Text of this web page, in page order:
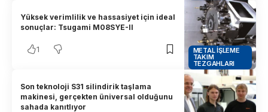
METAL İŞLEME
TAKIM
TEZGAHLARI
Yüksek verimlilik ve hassasiyet için ideal
sonuçlar: Tsugami M08SYE-II
1
Son teknoloji S31 silindirik taşlama
makinesi, gerçekten üniversal olduğunu
sahada kanıtlıyor